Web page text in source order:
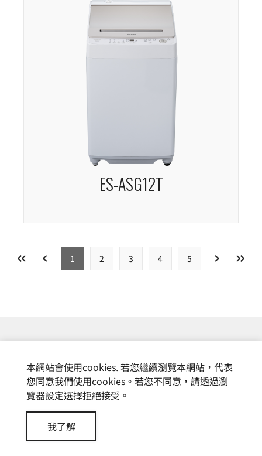
ES-ASG12T
1 2 3 4 5
© 富基電通股份有限公司
本網站會使用cookies. 若您繼續瀏覽本網站，代表
您同意我們使用cookies。若您不同意，請透過瀏
覽器設定選擇拒絕接受。
我了解